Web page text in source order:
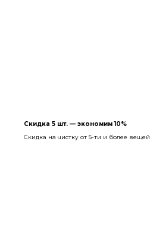
Скидка 5 шт. — экономим 10%
Скидка на чистку от 5-ти и более вещей